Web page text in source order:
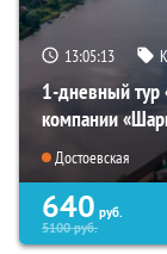
13:05:12
1-дневный тур
компании
Достоевская
640 руб.
5100руб.